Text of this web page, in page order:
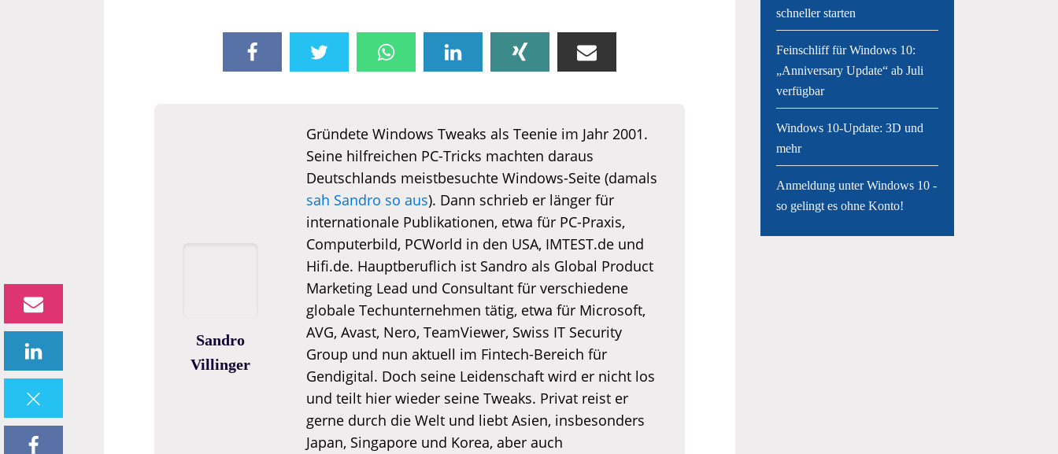
Sandro
Villinger
Gründete Windows Tweaks als Teenie im Jahr 2001.
Seine hilfreichen PC-Tricks machten daraus
Deutschlands meistbesuchte Windows-Seite (damals
sah Sandro so aus). Dann schrieb er länger für
internationale Publikationen, etwa für PC-Praxis,
Computerbild, PCWorld in den USA, IMTEST.de und
Hifi.de. Hauptberuflich ist Sandro als Global Product
Marketing Lead und Consultant für verschiedene
globale Techunternehmen tätig, etwa für Microsoft,
AVG, Avast, Nero, TeamViewer, Swiss IT Security
Group und nun aktuell im Fintech-Bereich für
Gendigital. Doch seine Leidenschaft wird er nicht los
und teilt hier wieder seine Tweaks. Privat reist er
gerne durch die Welt und liebt Asien, insbesonders
Japan, Singapore und Korea, aber auch
schneller starten
Feinschliff für Windows 10:
„Anniversary Update“ ab Juli
verfügbar
Windows 10-Update: 3D und
mehr
Anmeldung unter Windows 10 -
so gelingt es ohne Konto!